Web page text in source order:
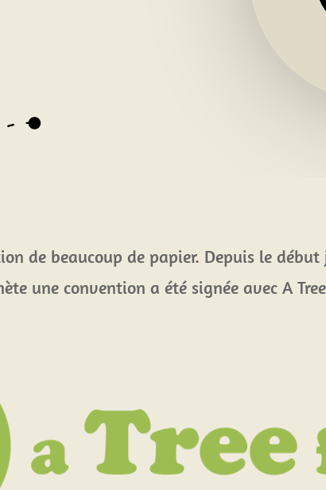
de beaucoup de papier. Depuis le
une convention a été signée avec A